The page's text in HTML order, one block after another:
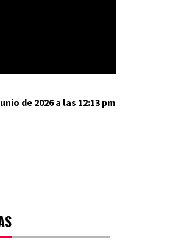
de 2026 a las 12:13 pm